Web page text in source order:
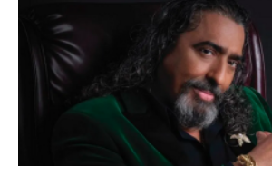
Club